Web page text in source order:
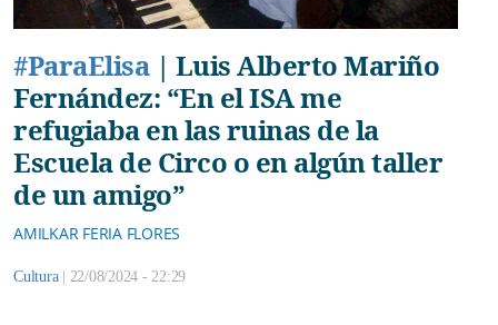
#ParaElisa| Luis Alberto Mariño
Fernández: “En el ISA me
refugiaba en las ruinas de la
Escuela de Circo o en algún taller
de un amigo”
AMILKAR FERIA FLORES
Cultura | 22/08/2024 - 22:29